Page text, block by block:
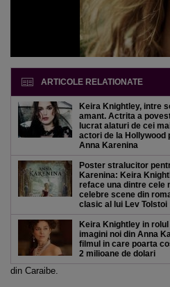
ARTICOLE RELATIONATE
Keira Knightley, intre
amant. Actrita a
lucrat alaturi de cei
actori de la Hollywood
Anna Karenina
Poster stralucitor
Karenina: Keira
reface una dintre cele
celebre scene din
clasic al lui Lev Tolstoi
Keira Knightley in
imagini noi din Anna
filmul in care poarta
2 milioane de dolari
din Caraibe.